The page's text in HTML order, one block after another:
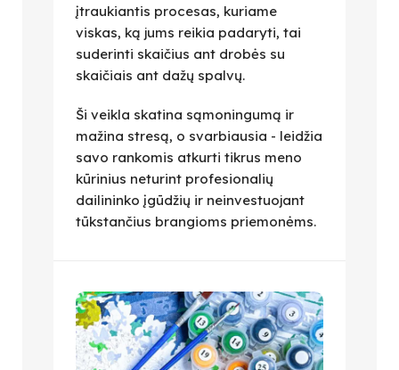
įtraukiantis procesas, kuriame
viskas, ką jums reikia padaryti, tai
suderinti skaičius ant drobės su
skaičiais ant dažų spalvų.
Ši veikla skatina sąmoningumą ir
mažina stresą, o svarbiausia - leidžia
savo rankomis atkurti tikrus meno
kūrinius neturint profesionalių
dailininko įgūdžių ir neinvestuojant
tūkstančius brangioms priemonėms.